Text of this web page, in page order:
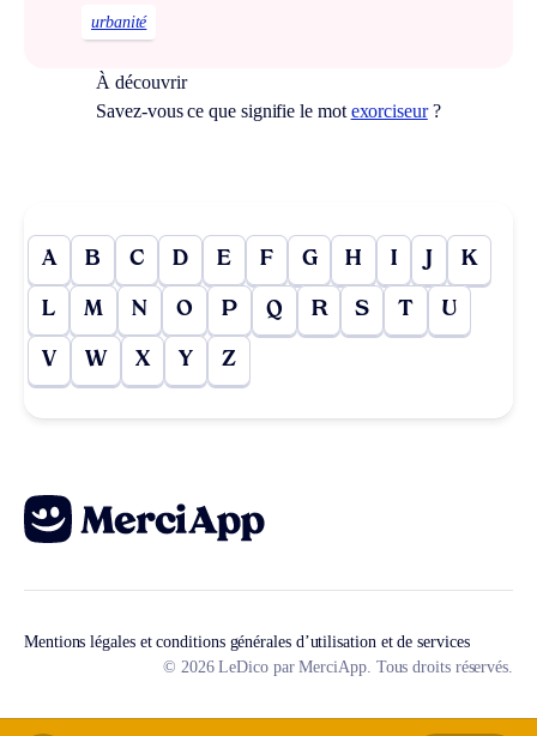
urbanité
À découvrir
Savez-vous ce que signifie le mot exorciseur?
A B C D E F G H I J K
L M N O P Q R S T U
V W X Y Z
Mentions légales et conditions générales d’utilisation et de services
© 2026 LeDico par MerciApp. Tous droits réservés.